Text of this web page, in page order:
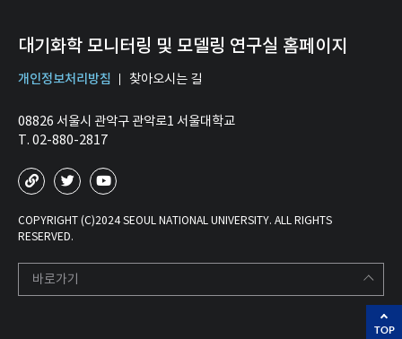
TOP
대기화학 모니터링 및 모델링 연구실 홈페이지
개인정보처리방침 찾아오시는 길
08826 서울시 관악구 관악로1 서울대학교
T. 02-880-2817
COPYRIGHT (C)2024 SEOUL NATIONAL UNIVERSITY. ALL RIGHTS
RESERVED.
바로가기